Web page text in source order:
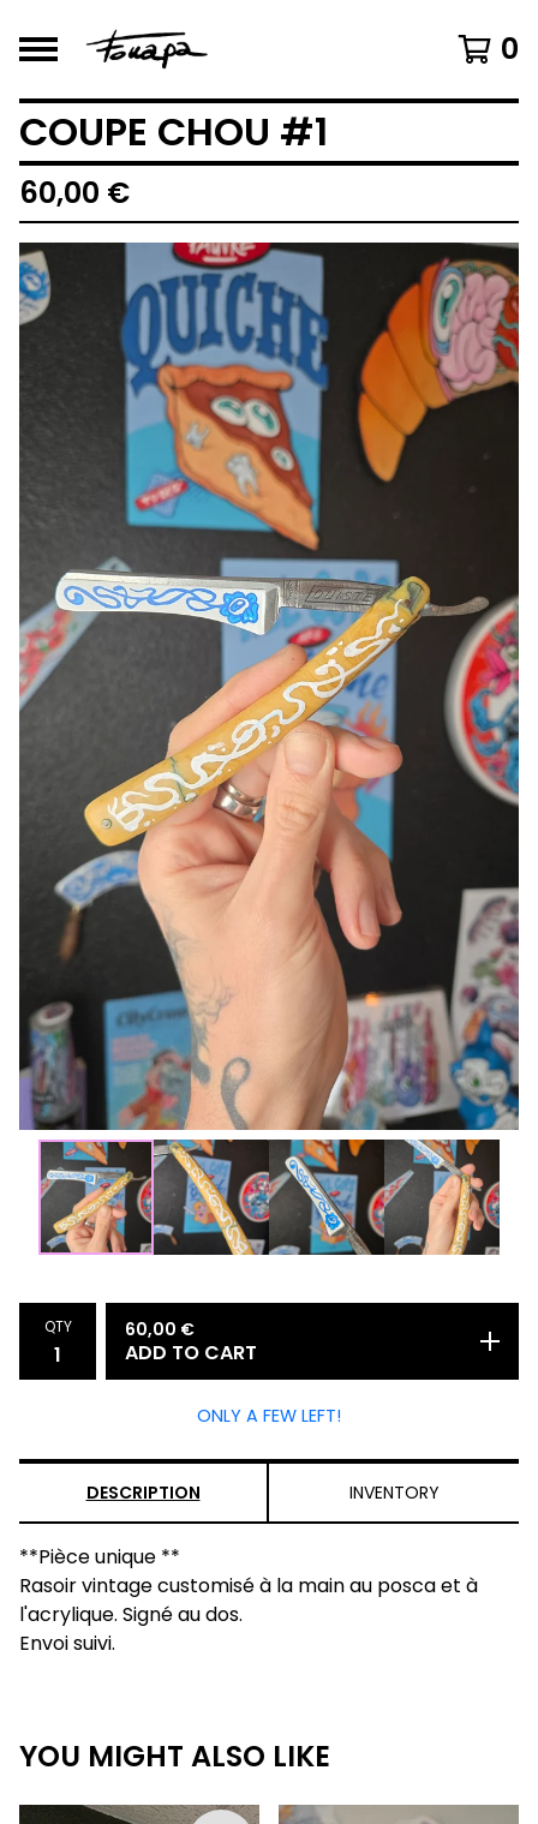
0
COUPE CHOU #1
60,00 €
QTY 60,00 €
ADD TO CART
ONLY A FEW LEFT!
DESCRIPTION INVENTORY
**Pièce unique **
Rasoir vintage customisé à la main au posca et à
l'acrylique. Signé au dos.
Envoi suivi.
YOU MIGHT ALSO LIKE